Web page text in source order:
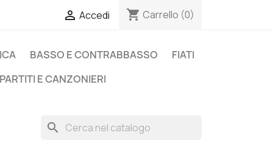
 Accedi shopping_cart Carrello (0)
BASSO E CONTRABBASSO
FIATI
E CANZONIERI
search